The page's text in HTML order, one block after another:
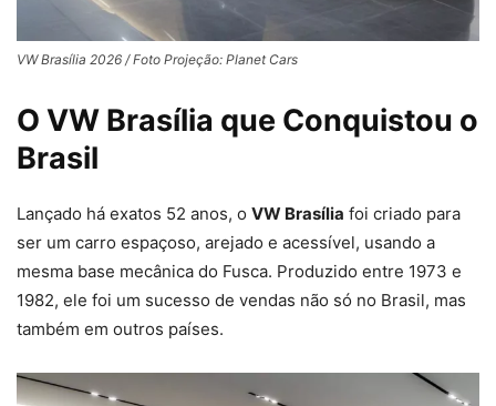
VW Brasília 2026 / Foto Projeção: Planet Cars
O VW Brasília que Conquistou o
Brasil
Lançado há exatos 52 anos, o VW Brasília foi criado para
ser um carro espaçoso, arejado e acessível, usando a
mesma base mecânica do Fusca. Produzido entre 1973 e
1982, ele foi um sucesso de vendas não só no Brasil, mas
também em outros países.